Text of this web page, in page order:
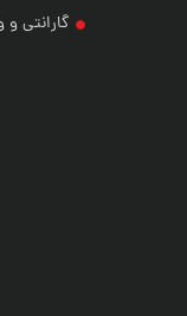
گارانتی و وارانتی